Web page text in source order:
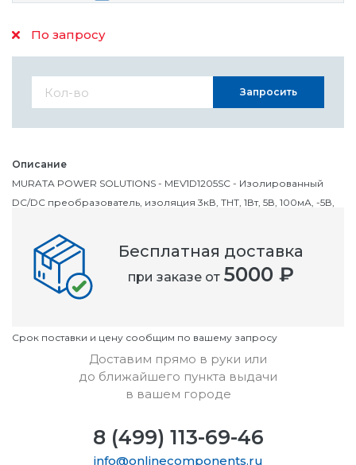
По запросу
Описание
MURATA POWER SOLUTIONS - MEV1D1205SC - Изолированный
DC/DC преобразователь, изоляция 3кВ, THT, 1Вт, 5В, 100мА, -5В,
Номенклатурный номер
OC2065615
Cрок поставки и цену сообщим по вашему запросу
Запросить
Бесплатная доставка
при заказе от 5000 ₽
Доставим прямо в руки или
до ближайшего пункта выдачи
в вашем городе
8 (499) 113-69-46
info@onlinecomponents.ru